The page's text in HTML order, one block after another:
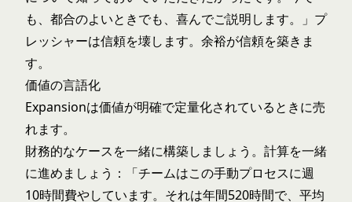
も、都合のよいときでも、喜んでご説明します。」プ
レッシャーは信頼を壊します。余裕が信頼を築きま
す。
価値の言語化
Expansionは価値が明確で定量化されているときに売
れます。
財務的なケースを一緒に構築しましょう。計算を一緒
に進めましょう：「チームはこの手動プロセスに週
10時間費やしています。それは年間520時間で、平均